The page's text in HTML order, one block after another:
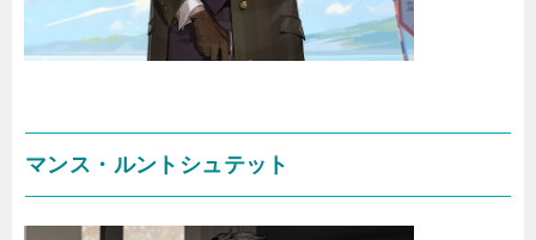
マンス・ルントシュテット